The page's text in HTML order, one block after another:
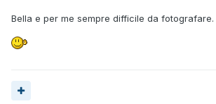
Bella e per me sempre difficile da fotografare.